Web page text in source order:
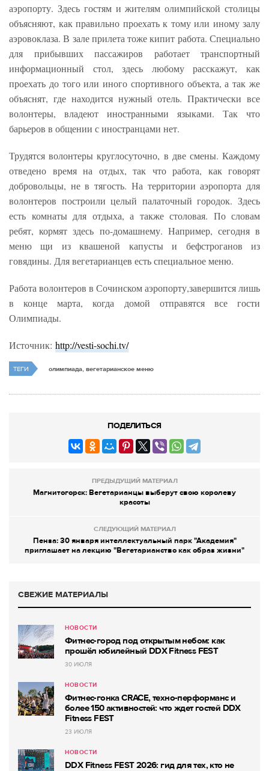
аэропорту. Здесь гостям и жителям олимпийской столицы
объясняют, как правильно проехать к тому или иному залу
аэровоклаза. В зале прилета тоже кипит работа. Специально
для прибывших пассажиров работает транспортный
информационный стол, здесь любому расскажут, как
проехать до того или иного спортивного объекта, а так же
объяснят, где находится нужный отель. Практически все
волонтеры, владеют иностранными языками. Так что
барьеров в общении с иностранцами нет.
Трудятся волонтеры круглосуточно, в две смены. Каждому
отведено время на отдых, так что работа, как говорят
добровольцы, не в тягость. На территории аэропорта для
волонтеров построили целый палаточный городок. Здесь
есть комнаты для отдыха, а также столовая. По словам
ребят, кормят здесь по-домашнему. Например, сегодня в
меню щи из квашеной капусты и бефстроганов из
говядины. Для вегетарианцев есть специальное меню.
Работа волонтеров в Сочинском аэропорту,завершится лишь
в конце марта, когда домой отправятся все гости
Олимпиады.
Источник: http://vesti-sochi.tv/
ТЕГИ олимпиада, вегетарианское меню
ПОДЕЛИТЬСЯ
ПРЕДЫДУЩИЙ МАТЕРИАЛ
Магнитогорск: Вегетарианцы выберут свою королеву
красоты
СЛЕДУЮЩИЙ МАТЕРИАЛ
Пенза: 30 января интеллектуальный парк "Академия"
приглашает на лекцию "Вегетарианство как образ жизни"
СВЕЖИЕ МАТЕРИАЛЫ
НОВОСТИ
Фитнес-город под открытым небом: как
прошёл юбилейный DDX Fitness FEST
30 ИЮЛЯ
НОВОСТИ
Фитнес-гонка CRACE, техно-перформанс и
более 150 активностей: что ждет гостей DDX
Fitness FEST
23 ИЮЛЯ
НОВОСТИ
DDX Fitness FEST 2026: гид для тех, кто не